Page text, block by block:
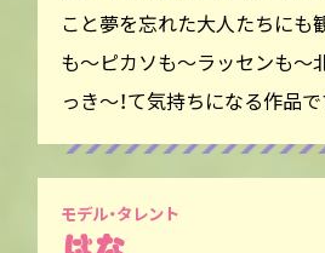
こと夢を忘れた大人たちにも
も〜ピカソも〜ラッセンも〜
っき〜！て気持ちになる作品で
モデル・タレント